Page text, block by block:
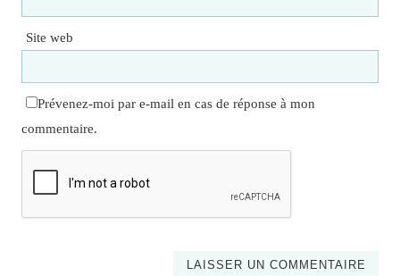
Site web
Prévenez-moi par e-mail en cas de réponse à mon
commentaire.